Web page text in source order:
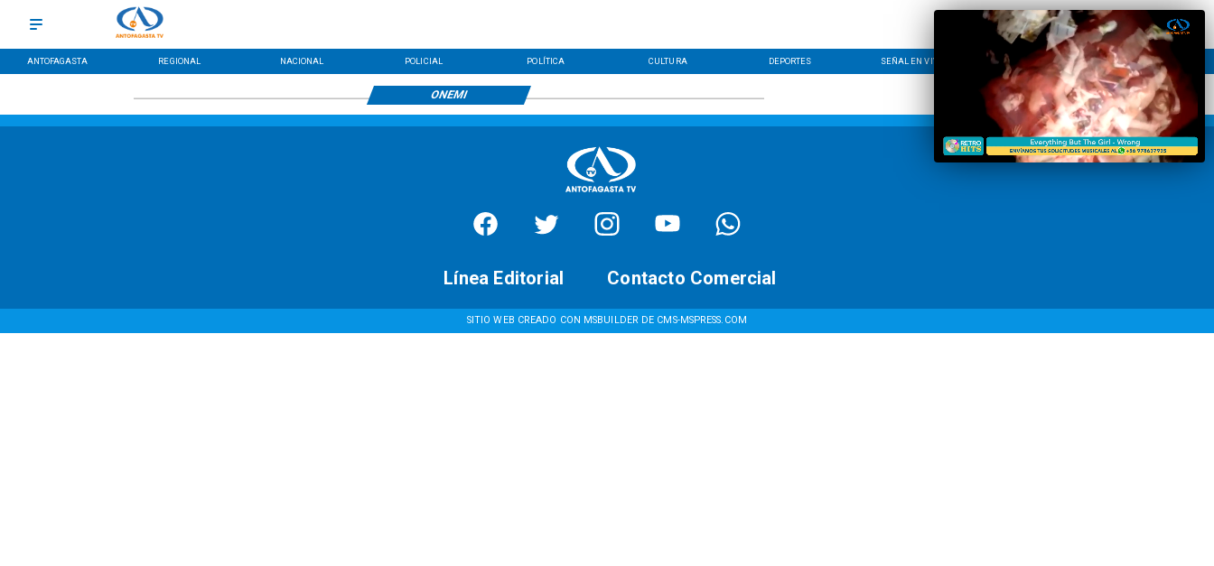
ANTOFAGASTA REGIONAL NACIONAL POLICIAL POLÍTICA CULTURA DEPORTES SEÑAL EN VIVO CONTACTO LÍNEA EDITORIAL
ONEMI
SITIO WEB CREADO CON MSBUILDER DE CMS-MSPRESS.COM
Contacto Comercial
Línea Editorial